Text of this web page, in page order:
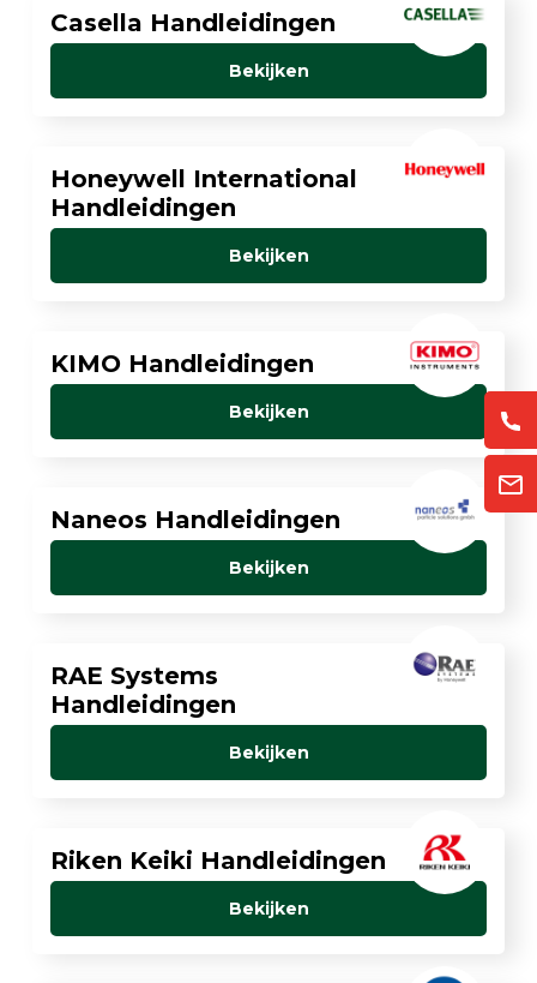
Casella Handleidingen
Bekijken
Honeywell International
Handleidingen
Bekijken
KIMO Handleidingen
Bekijken
Naneos Handleidingen
Bekijken
RAE Systems
Handleidingen
Bekijken
Riken Keiki Handleidingen
Bekijken